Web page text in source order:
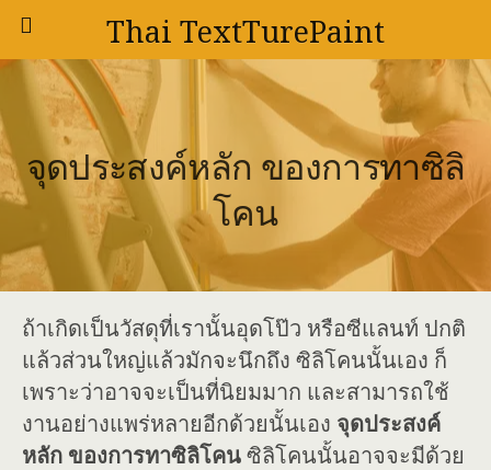
Thai TextTurePaint
จุดประสงค์หลัก ของการทาซิลิ
โคน
ถ้าเกิดเป็นวัสดุที่เรานั้นอุดโป๊ว หรือซีแลนท์ ปกติ
แล้วส่วนใหญ่แล้วมักจะนึกถึง ซิลิโคนนั้นเอง ก็
เพราะว่าอาจจะเป็นที่นิยมมาก และสามารถใช้
งานอย่างแพร่หลายอีกด้วยนั้นเอง จุดประสงค์
หลัก ของการทาซิลิโคน ซิลิโคนนั้นอาจจะมีด้วย